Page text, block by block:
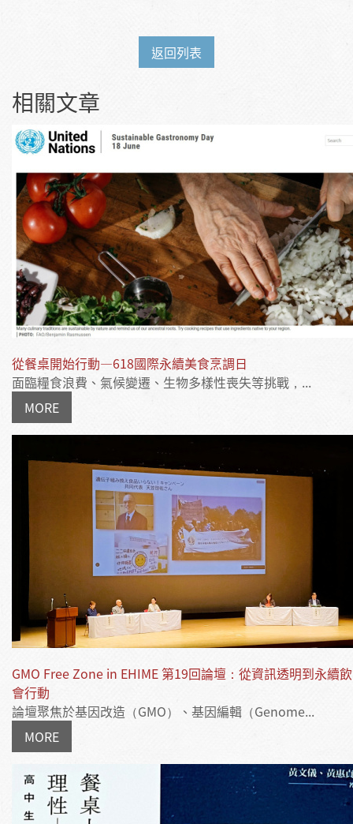
返回列表
相關文章
從餐桌開始行動—618國際永續美食烹調日
面臨糧食浪費、氣候變遷、生物多樣性喪失等挑戰，...
MORE
GMO Free Zone in EHIME 第19回論壇：從資訊透明到永續
會行動
論壇聚焦於基因改造（GMO）、基因編輯（Genome...
MORE